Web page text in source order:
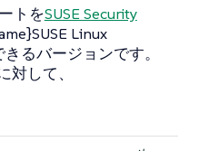
トをSUSE Security
Linux
るバージョンです。
して、